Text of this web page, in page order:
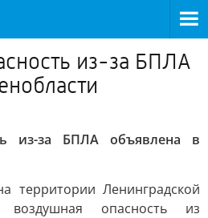
из-за БПЛА
из-за БПЛА объявлена в
территории Ленинградской
воздушная опасность из